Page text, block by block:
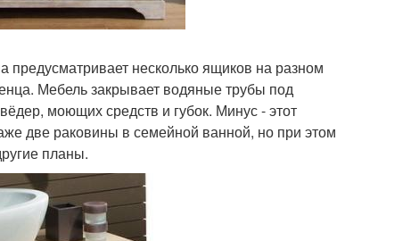
несколько ящиков на разном
Мебель закрывает водяные трубы под
моющих средств и губок. Минус - этот
две раковины в семейной ванной, но при этом
планы.